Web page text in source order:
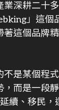
深耕二十
」這個
這個品牌
是某個程
，而是一段
續、移民，